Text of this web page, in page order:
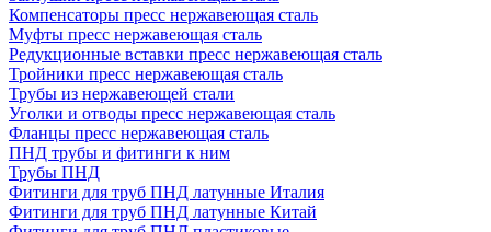
Компенсаторы пресс нержавеющая сталь
Муфты пресс нержавеющая сталь
Редукционные вставки пресс нержавеющая сталь
Тройники пресс нержавеющая сталь
Трубы из нержавеющей стали
Уголки и отводы пресс нержавеющая сталь
Фланцы пресс нержавеющая сталь
ПНД трубы и фитинги к ним
Трубы ПНД
Фитинги для труб ПНД латунные Италия
Фитинги для труб ПНД латунные Китай